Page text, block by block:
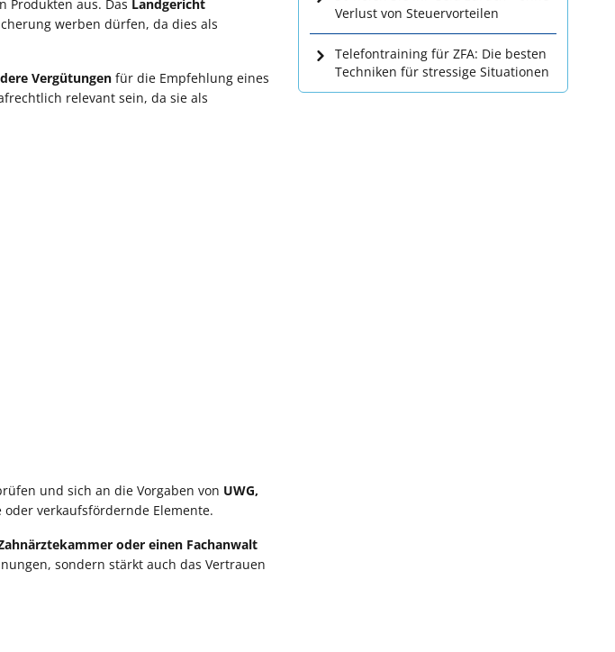
Produkten aus. Das Landgericht
werben dürfen, da dies als
Vergütungen für die Empfehlung eines
relevant sein, da sie als
und sich an die Vorgaben von UWG,
verkaufsfördernde Elemente.
oder einen Fachanwalt
sondern stärkt auch das Vertrauen
Verlust von Steuervorteilen
Telefontraining für ZFA: Die besten
Techniken für stressige Situationen